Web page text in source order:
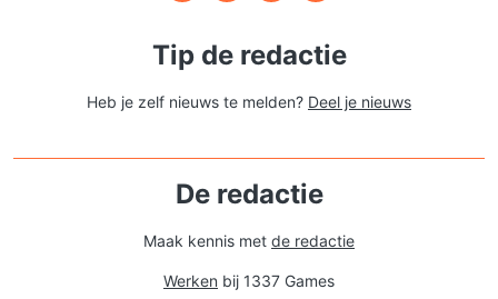
Tip de redactie
Heb je zelf nieuws te melden? Deel je nieuws
De redactie
Maak kennis met de redactie
Werken bij 1337 Games